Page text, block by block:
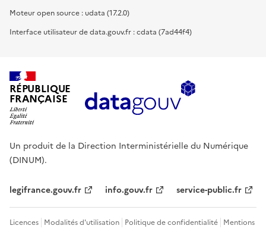
Moteur open source : udata (17.2.0)
Interface utilisateur de data.gouv.fr : cdata (7ad44f4)
RÉPUBLIQUE
FRANÇAISE
Un produit de la Direction Interministérielle du Numérique
(DINUM).
legifrance.gouv.fr info.gouv.fr service-public.fr
Licences Modalités d'utilisation Politique de confidentialité Mentions